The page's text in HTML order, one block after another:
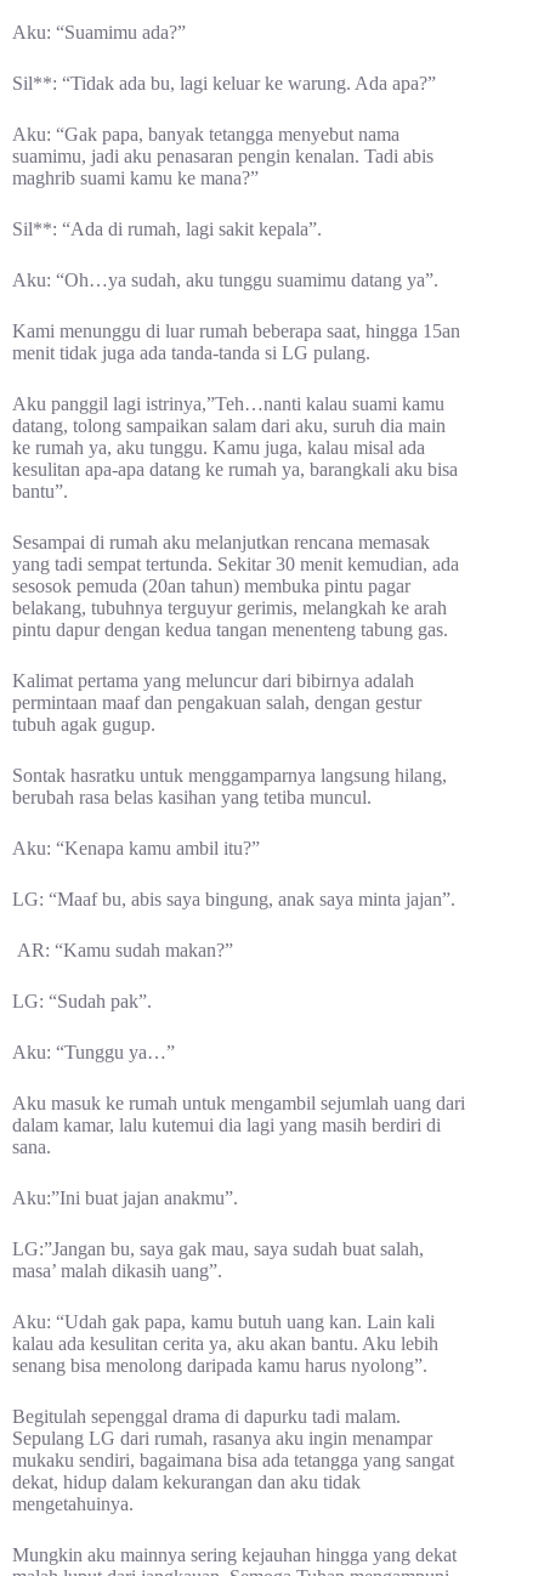
Aku: “Suamimu ada?”
Sil**: “Tidak ada bu, lagi keluar ke warung. Ada apa?”
Aku: “Gak papa, banyak tetangga menyebut nama
suamimu, jadi aku penasaran pengin kenalan. Tadi abis
maghrib suami kamu ke mana?”
Sil**: “Ada di rumah, lagi sakit kepala”.
Aku: “Oh…ya sudah, aku tunggu suamimu datang ya”.
Kami menunggu di luar rumah beberapa saat, hingga 15an
menit tidak juga ada tanda-tanda si LG pulang.
Aku panggil lagi istrinya,”Teh…nanti kalau suami kamu
datang, tolong sampaikan salam dari aku, suruh dia main
ke rumah ya, aku tunggu. Kamu juga, kalau misal ada
kesulitan apa-apa datang ke rumah ya, barangkali aku bisa
bantu”.
Sesampai di rumah aku melanjutkan rencana memasak
yang tadi sempat tertunda. Sekitar 30 menit kemudian, ada
sesosok pemuda (20an tahun) membuka pintu pagar
belakang, tubuhnya terguyur gerimis, melangkah ke arah
pintu dapur dengan kedua tangan menenteng tabung gas.
Kalimat pertama yang meluncur dari bibirnya adalah
permintaan maaf dan pengakuan salah, dengan gestur
tubuh agak gugup.
Sontak hasratku untuk menggamparnya langsung hilang,
berubah rasa belas kasihan yang tetiba muncul.
Aku: “Kenapa kamu ambil itu?”
LG: “Maaf bu, abis saya bingung, anak saya minta jajan”.
AR: “Kamu sudah makan?”
LG: “Sudah pak”.
Aku: “Tunggu ya…”
Aku masuk ke rumah untuk mengambil sejumlah uang dari
dalam kamar, lalu kutemui dia lagi yang masih berdiri di
sana.
Aku:”Ini buat jajan anakmu”.
LG:”Jangan bu, saya gak mau, saya sudah buat salah,
masa’ malah dikasih uang”.
Aku: “Udah gak papa, kamu butuh uang kan. Lain kali
kalau ada kesulitan cerita ya, aku akan bantu. Aku lebih
senang bisa menolong daripada kamu harus nyolong”.
Begitulah sepenggal drama di dapurku tadi malam.
Sepulang LG dari rumah, rasanya aku ingin menampar
mukaku sendiri, bagaimana bisa ada tetangga yang sangat
dekat, hidup dalam kekurangan dan aku tidak
mengetahuinya.
Mungkin aku mainnya sering kejauhan hingga yang dekat